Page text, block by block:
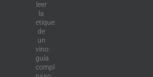
leer
la
etiqueta
de
un
vino:
guía
completa